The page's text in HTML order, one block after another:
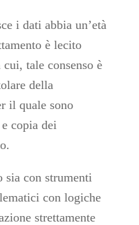
i dati abbia un’età
è lecito
tale consenso è
della
il quale sono
copia dei
sia con strumenti
con logiche
strettamente